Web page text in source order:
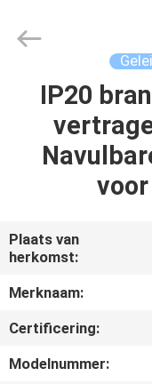
HUIS
PRODUCTEN
ONS
Co.,Ltd.
IP20
Plaats van
herkomst:
Merknaam:
Certificering:
Modelnummer: